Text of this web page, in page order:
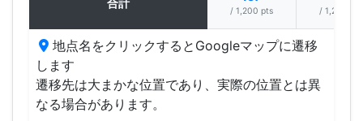
/ 1,200 pts / 1,200 pts
地点名をクリックするとGoogleマップに遷移
します
遷移先は大まかな位置であり、実際の位置とは異
なる場合があります。